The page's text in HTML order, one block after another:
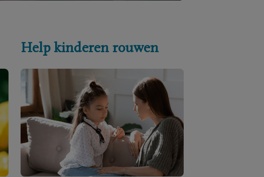
Help kinderen rouwen